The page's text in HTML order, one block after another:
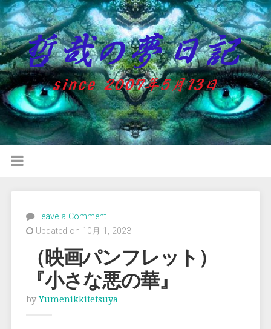
Leave a Comment
Updated on 10月 1, 2023
（映画パンフレット）
『小さな悪の華』
byYumenikkitetsuya